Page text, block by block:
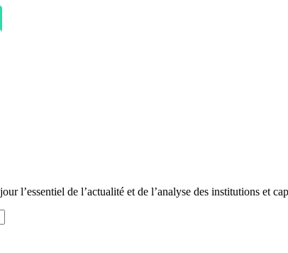
l’essentiel de l’actualité et de l’analyse des institutions et